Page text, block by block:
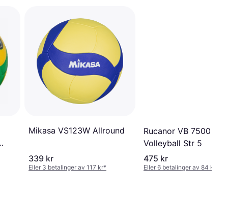
Mikasa VS123W Allround
339 kr
Eller 3 betalinger av 117 kr*
Rucanor VB 7500
Volleyball Str 5
475 kr
Eller 6 betalinger av 84 kr